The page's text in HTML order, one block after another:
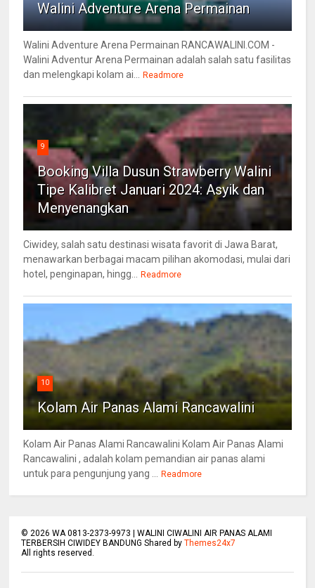
Walini Adventure Arena Permainan
Walini Adventure Arena Permainan RANCAWALINI.COM -
Walini Adventur Arena Permainan adalah salah satu fasilitas
dan melengkapi kolam ai...
Readmore
9
Booking Villa Dusun Strawberry Walini
Tipe Kalibret Januari 2024: Asyik dan
Menyenangkan
Ciwidey, salah satu destinasi wisata favorit di Jawa Barat,
menawarkan berbagai macam pilihan akomodasi, mulai dari
hotel, penginapan, hingg...
Readmore
10
Kolam Air Panas Alami Rancawalini
Kolam Air Panas Alami Rancawalini Kolam Air Panas Alami
Rancawalini , adalah kolam pemandian air panas alami
untuk para pengunjung yang ...
Readmore
© 2026 WA 0813-2373-9973 | WALINI CIWALINI AIR PANAS ALAMI
TERBERSIH CIWIDEY BANDUNG Shared byThemes24x7
All rights reserved.